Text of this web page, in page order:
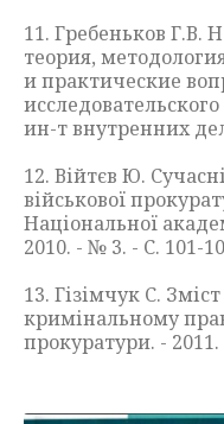
11. Гребеньков Г.В.
теория,
и практические
ин-т внутренних
12. Війтєв Ю.
військової
Національної
2010. - № 3. - С. 101-
13. Гізімчук С.
кримінальному
прокуратури. -